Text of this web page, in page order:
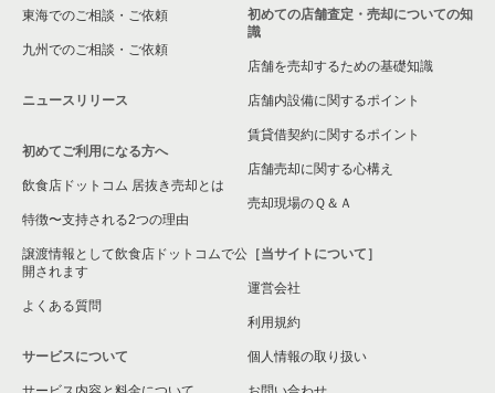
東海でのご相談・ご依頼
九州でのご相談・ご依頼
ニュースリリース
初めてご利用になる方へ
飲食店ドットコム 居抜き売却とは
特徴〜支持される2つの理由
譲渡情報として飲食店ドットコムで公
開されます
よくある質問
サービスについて
初めての店舗査定・売却についての知
識
店舗を売却するための基礎知識
店舗内設備に関するポイント
賃貸借契約に関するポイント
店舗売却に関する心構え
売却現場のＱ＆Ａ
［当サイトについて］
運営会社
利用規約
個人情報の取り扱い